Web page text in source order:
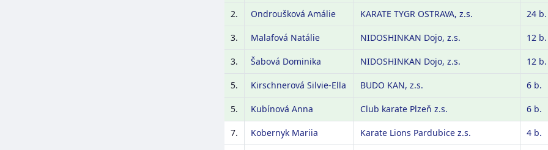
2. Ondroušková Amálie KARATE TYGR OSTRAVA, z.s. 24 b.
3. Malafová Natálie NIDOSHINKAN Dojo, z.s. 12 b.
3. Šabová Dominika NIDOSHINKAN Dojo, z.s. 12 b.
5. Kirschnerová Silvie-Ella BUDO KAN, z.s. 6 b.
5. Kubínová Anna Club karate Plzeň z.s. 6 b.
7. Kobernyk Mariia Karate Lions Pardubice z.s. 4 b.